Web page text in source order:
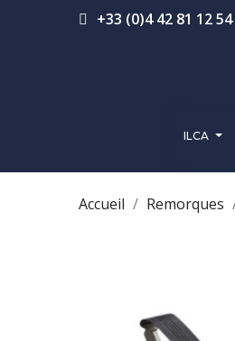
+33 (0)4 42 81 12 54
ILCA
Accueil Remorques